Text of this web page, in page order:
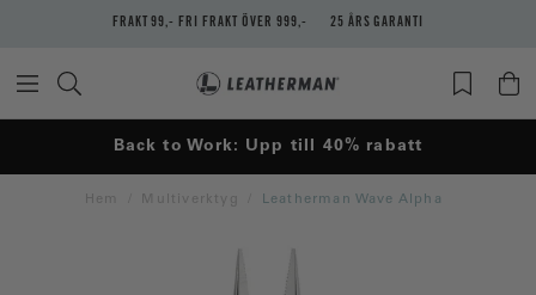
FRAKT 99,- FRI FRAKT ÖVER 999,- 25 ÅRS GARANTI
Back to Work: Upp till 40% rabatt
Hem Multiverktyg Leatherman Wave Alpha